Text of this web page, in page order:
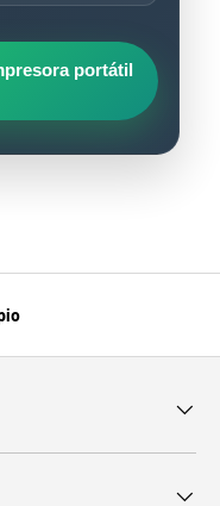
portátil